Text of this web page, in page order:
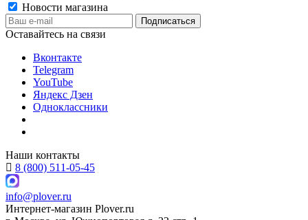
Новости магазина
Оставайтесь на связи
Вконтакте
Telegram
YouTube
Яндекс Дзен
Одноклассники
Наши контакты
8 (800) 511-05-45
info@plover.ru
Интернет-магазин Plover.ru